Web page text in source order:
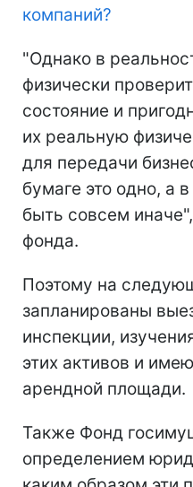
компаний?
"Однако в
физически
состояние и
их реальную
для передачи
бумаге это одно, а
быть совсем
фонда.
Поэтому на
запланированы
инспекции,
этих активов и
арендной площади.
Также Фонд
определением